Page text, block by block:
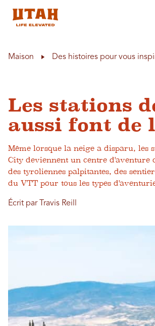
Maison Des histoires pour vous
Les stations
aussi font de
Même lorsque la neige a disparu, les
City deviennent un centre d'aventure
des tyroliennes palpitantes, des
du VTT pour tous les types
Écrit par Travis Reill